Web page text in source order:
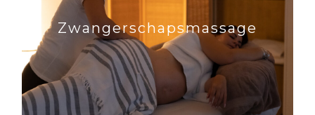
Zwangerschapsmassage